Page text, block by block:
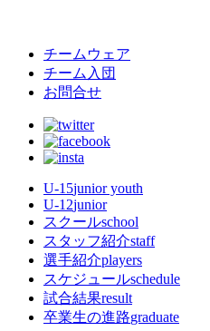
チームウェア
チーム入団
お問合せ
U-15junior youth
U-12junior
スクールschool
スタッフ紹介staff
選手紹介players
スケジュールschedule
試合結果result
卒業生の進路graduate